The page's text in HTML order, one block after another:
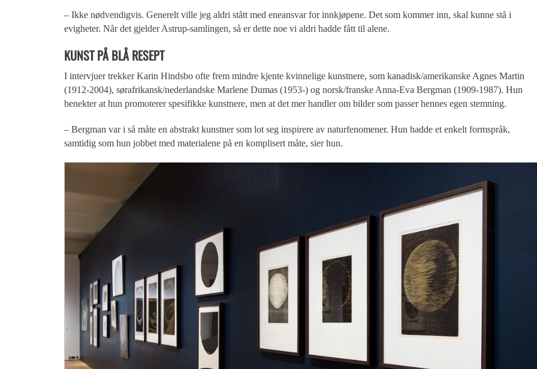
– Ikke nødvendigvis. Generelt ville jeg aldri stått med eneansvar for innkjøpene. Det som kommer inn, skal kunne stå i
evigheter. Når det gjelder Astrup-samlingen, så er dette noe vi aldri hadde fått til alene.
KUNST PÅ BLÅ RESEPT
I intervjuer trekker Karin Hindsbo ofte frem mindre kjente kvinnelige kunstnere, som kanadisk/amerikanske Agnes Martin
(1912-2004), sørafrikansk/nederlandske Marlene Dumas (1953-) og norsk/franske Anna-Eva Bergman (1909-1987). Hun
benekter at hun promoterer spesifikke kunstnere, men at det mer handler om bilder som passer hennes egen stemning.
– Bergman var i så måte en abstrakt kunstner som lot seg inspirere av naturfenomener. Hun hadde et enkelt formspråk,
samtidig som hun jobbet med materialene på en komplisert måte, sier hun.